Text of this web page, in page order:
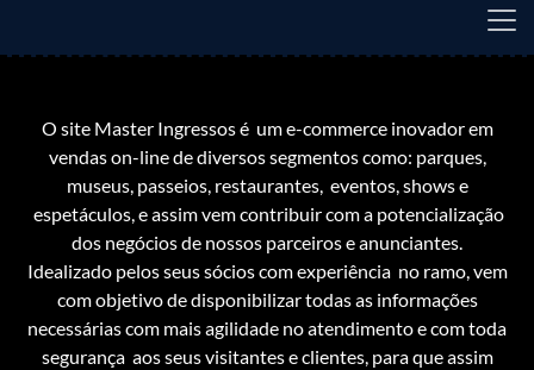
O site Master Ingressos é um e-commerce inovador em
vendas on-line de diversos segmentos como: parques,
museus, passeios, restaurantes, eventos, shows e
espetáculos, e assim vem contribuir com a potencialização
dos negócios de nossos parceiros e anunciantes.
Idealizado pelos seus sócios com experiência no ramo, vem
com objetivo de disponibilizar todas as informações
necessárias com mais agilidade no atendimento e com toda
segurança aos seus visitantes e clientes, para que assim